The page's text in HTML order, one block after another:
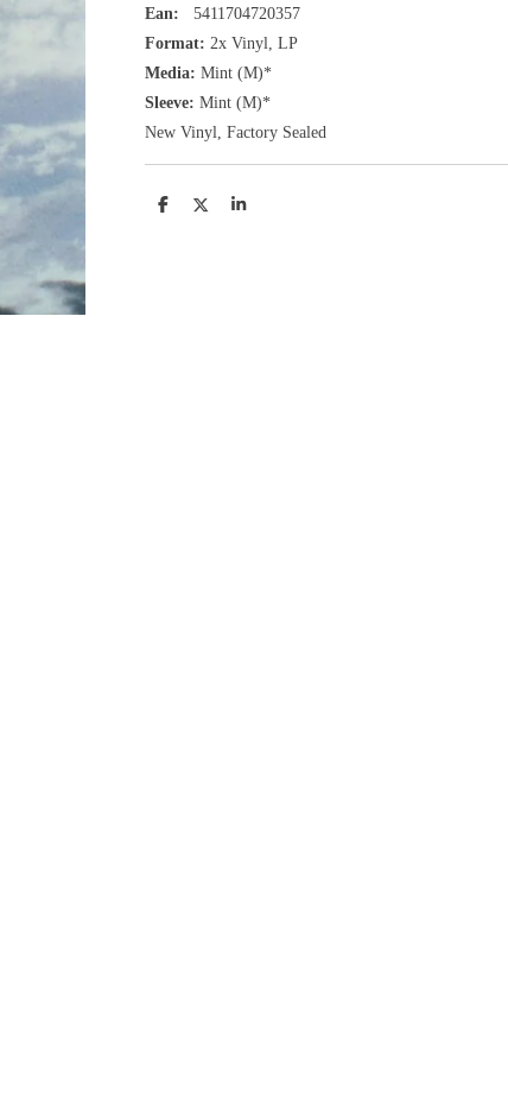
Ean: 5411704720357
Format: 2x Vinyl, LP
Media: Mint (M)*
Sleeve: Mint (M)*
New Vinyl, Factory Sealed
D
D
S